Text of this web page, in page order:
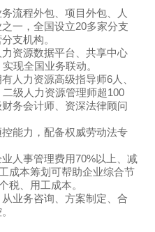
流程外包、项目外包、人
一，全国设立20多家分支
支机构。
资源数据平台、共享中心
现全国业务联动。
人力资源高级指导师6人、
级人力资源管理师超100
务会计师、资深法律顾问
能力，配备权威劳动法专
人事管理费用70%以上、减
成本筹划可帮助企业综合节
税、用工成本。
业务咨询、方案制定、合